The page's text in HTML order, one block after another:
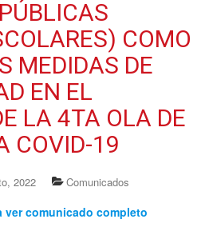
COMO
MEDIDAS DE
EN EL
LA 4TA OLA DE
COVID-19
2022 Comunicados
ver comunicado completo